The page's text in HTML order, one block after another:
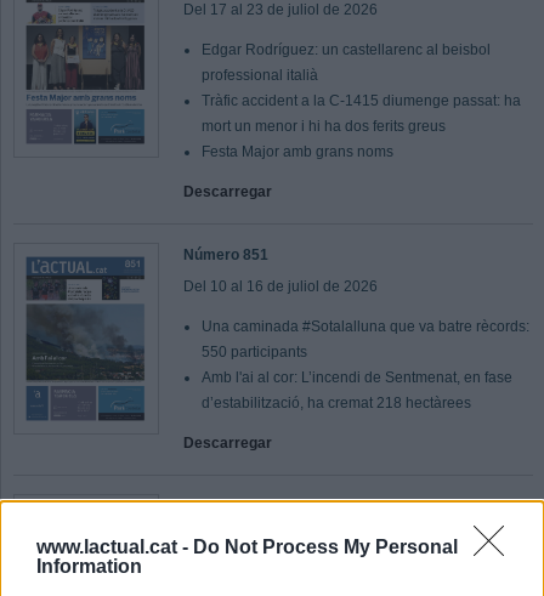
www.lactual.cat - Do Not Process My Personal
Information
Del 17 al 23 de juliol de 2026
Edgar Rodríguez: un castellarenc al beisbol
professional italià
Tràfic accident a la C-1415 diumenge passat: ha
mort un menor i hi ha dos ferits greus
Festa Major amb grans noms
Descarregar
Número 851
Del 10 al 16 de juliol de 2026
Una caminada #Sotalalluna que va batre rècords:
550 participants
Amb l'ai al cor: L’incendi de Sentmenat, en fase
d’estabilització, ha cremat 218 hectàrees
Descarregar
Suplement temporada setembre-desembre 2026